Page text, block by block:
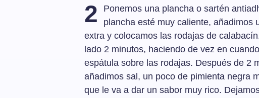
2
Ponemos una plancha o sartén
plancha esté muy caliente, añadimos
extra y colocamos las rodajas de
lado 2 minutos, haciendo de vez en
espátula sobre las rodajas. Después de 2
añadimos sal, un poco de pimienta negra
que le va a dar un sabor muy rico.